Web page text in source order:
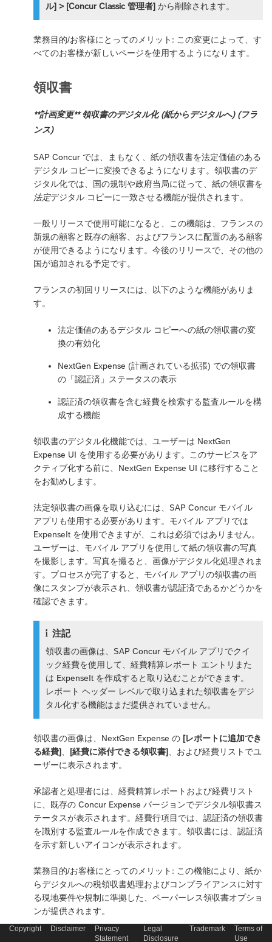
ル] > [Concur Classic 管理者] から削除されます。
業務目的/お客様にとってのメリット: この変更によって、す
べてのお客様が新しいページを使用するようになります。
領収書
**計画変更** 領収書のデジタル化 (紙からデジタルへ) (フラ
ンス)
SAP Concur では、まもなく、紙の領収書を法定価値のある
デジタル コピーに変換できるようになります。領収書のデ
ジタル化では、国の規制や政府当局に従って、紙の領収書を
法定デジタル コピーに一致させる機能が提供されます。
一般リリースで使用可能になると、この機能は、フランスの
新規の顧客と既存の顧客、およびフランスに配置のある顧客
が使用できるようになります。今後のリリースで、その他の
国が追加される予定です。
フランスの初回リリースには、以下のような機能がありま
す。
法定価値のあるデジタル コピーへの紙の領収書の変
換の有効化
NextGen Expense (計画されている拡張) での領収書
の「認証済」ステータスの表示
認証済の領収書を含む経費を検索する監査ルールを構
成する機能
領収書のデジタル化機能では、ユーザーは NextGen
Expense UI を使用する必要があります。このサービスをア
クティブ化する前に、NextGen Expense UI に移行すること
をお勧めします。
法定領収書の画像を取り込むには、SAP Concur モバイル
アプリも使用する必要があります。モバイル アプリでは
ExpenseIt を使用できますが、これは必須ではありません。
ユーザーは、モバイル アプリを使用して紙の領収書の写真
を撮影します。写真を撮ると、画像がデジタル化処理されま
す。プロセスが完了すると、モバイル アプリの領収書の画
像にスタンプが表示され、領収書が認証済であるかどうかを
確認できます。
注記
領収書の画像は、SAP Concur モバイル アプリでクイ
ック経費を使用して、経費精算レポート エントリまた
は ExpenseIt を作成すると取り込むことができます。
レポート ヘッダー レベルで取り込まれた領収書をデジ
タル化する機能はまだ提供されていません。
領収書の画像は、NextGen Expense の [レポートに追加でき
る経費]、 [経費に添付できる領収書]、および経費リストでユ
ーザーに表示されます。
承認者と処理者には、経費精算レポートおよび経費リスト
に、既存の Concur Expense バージョンでデジタル領収書ス
テータスが表示されます。経費行項目では、認証済の領収書
を識別する監査ルールを作成できます。領収書には、認証済
を示す新しいアイコンが表示されます。
業務目的/お客様にとってのメリット: この機能により、紙か
らデジタルへの税領収書処理およびコンプライアンスに対す
る現地要件や規制に準拠した、ペーパーレス領収書オプショ
ンが提供されます。
Copyright Disclaimer
Privacy
Statement
Legal
Disclosure
Trademark
Terms of
Use